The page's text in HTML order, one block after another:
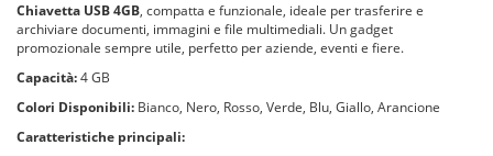
Chiavetta USB 4GB, compatta e funzionale, ideale per trasferire e
archiviare documenti, immagini e file multimediali. Un gadget
promozionale sempre utile, perfetto per aziende, eventi e fiere.
Capacità:4 GB
Colori Disponibili: Bianco, Nero, Rosso, Verde, Blu, Giallo, Arancione
Caratteristiche principali: